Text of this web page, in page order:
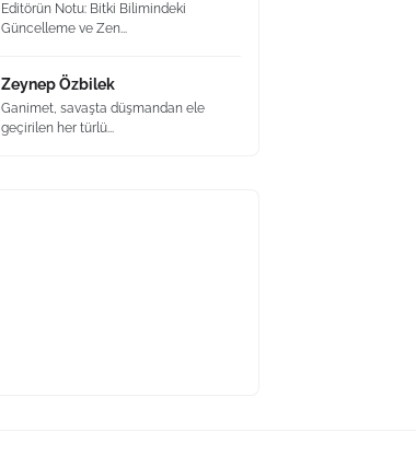
Editörün Notu: Bitki Bilimindeki
Güncelleme ve Zen...
Zeynep Özbilek
Ganimet, savaşta düşmandan ele
geçirilen her türlü...